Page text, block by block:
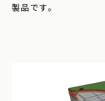
製品です。